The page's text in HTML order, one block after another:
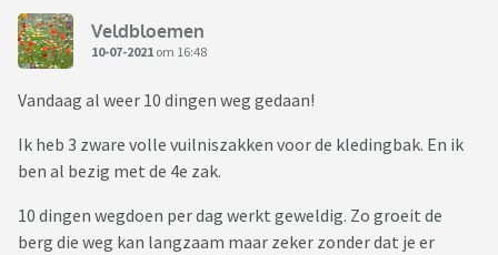
Veldbloemen
10-07-2021 om 16:48
Vandaag al weer 10 dingen weg gedaan!
Ik heb 3 zware volle vuilniszakken voor de kledingbak. En ik
ben al bezig met de 4e zak.
10 dingen wegdoen per dag werkt geweldig. Zo groeit de
berg die weg kan langzaam maar zeker zonder dat je er